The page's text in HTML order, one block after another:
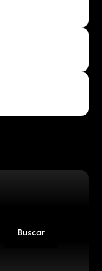
Buscar